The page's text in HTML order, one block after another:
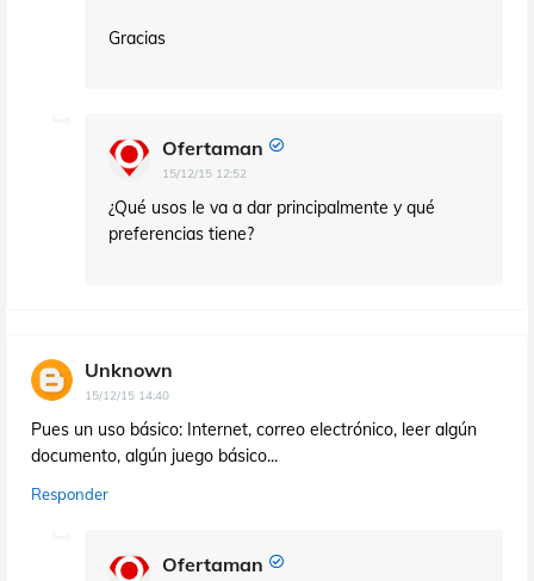
Gracias
Ofertaman
15/12/15 12:52
¿Qué usos le va a dar principalmente y qué
preferencias tiene?
Unknown
15/12/15 14:40
Pues un uso básico: Internet, correo electrónico, leer algún
documento, algún juego básico...
Responder
Ofertaman